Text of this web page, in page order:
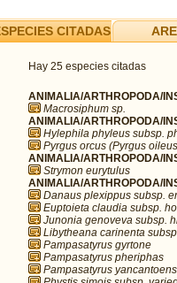
CITADAS
Hay 25 especies citadas
ANIMALIA/ARTHROPODA/
Macrosiphum sp.
ANIMALIA/ARTHROPODA/
Hylephila phyleus subsp.
Pyrgus orcus (Pyrgus
ANIMALIA/ARTHROPODA/
Strymon eurytulus
ANIMALIA/ARTHROPODA/
Danaus plexippus subsp.
Euptoieta claudia subsp.
Junonia genoveva subsp.
Libytheana carinenta
Pampasatyrus gyrtone
Pampasatyrus pheriphas
Pampasatyrus